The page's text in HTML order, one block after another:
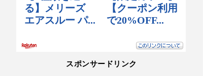
スポンサードリンク